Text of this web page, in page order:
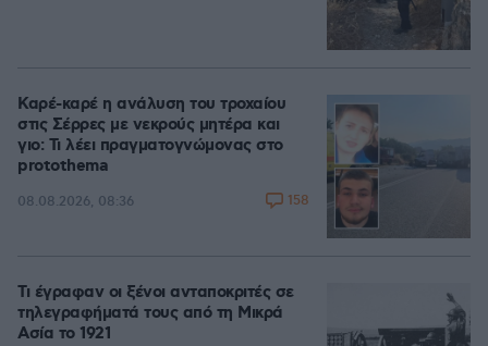
Καρέ-καρέ η ανάλυση του τροχαίου
στις Σέρρες με νεκρούς μητέρα και
γιο: Τι λέει πραγματογνώμονας στο
protothema
08.08.2026, 08:36 158
Τι έγραφαν οι ξένοι ανταποκριτές σε
τηλεγραφήματά τους από τη Μικρά
Ασία το 1921